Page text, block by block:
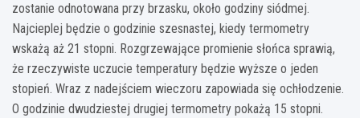
zostanie odnotowana przy brzasku, około godziny siódmej.
Najcieplej będzie o godzinie szesnastej, kiedy termometry
wskażą aż 21 stopni. Rozgrzewające promienie słońca sprawią,
że rzeczywiste uczucie temperatury będzie wyższe o jeden
stopień. Wraz z nadejściem wieczoru zapowiada się ochłodzenie.
O godzinie dwudziestej drugiej termometry pokażą 15 stopni.